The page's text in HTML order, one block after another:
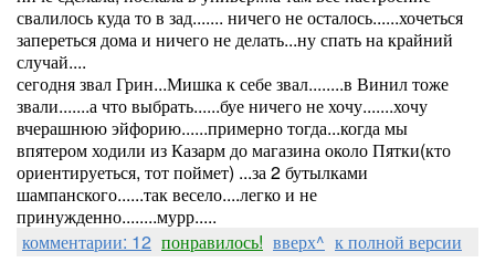
свалилось куда то в зад....... ничего не осталось......хочеться
запереться дома и ничего не делать...ну спать на крайний
случай....
сегодня звал Грин...Мишка к себе звал........в Винил тоже
звали.......а что выбрать......буе ничего не хочу.......хочу
вчерашнюю эйфорию......примерно тогда...когда мы
впятером ходили из Казарм до магазина около Пятки(кто
ориентируеться, тот поймет) ...за 2 бутылками
шампанского......так весело....легко и не
принужденно........мурр.....
комментарии: 12 понравилось! вверх^ к полной версии